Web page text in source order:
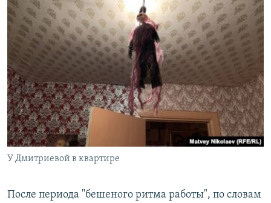
У Дмитриевой в квартире
После периода "бешеного ритма работы", по словам